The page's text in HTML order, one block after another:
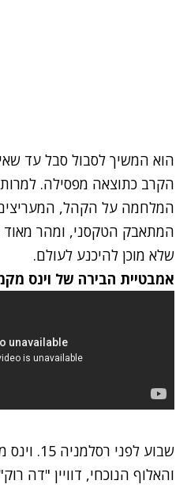
הוא המשיך לסבול סבל עד
הקרב כתוצאה מפסילה.
המלחמה על הקהל,
המתאבק הטקסני, ומהר מאוד
שלא מוכן להיכנע לעולם.
אמבטיית הבירה של וינס
שבוע לפני
והאלוף הנוכחי, דוויין "דה